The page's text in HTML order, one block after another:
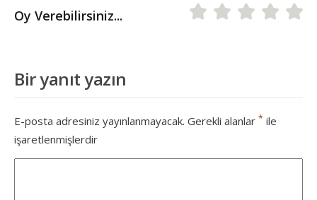
Oy Verebilirsiniz...
Bir yanıt yazın
E-posta adresiniz yayınlanmayacak. Gerekli alanlar * ile
işaretlenmişlerdir